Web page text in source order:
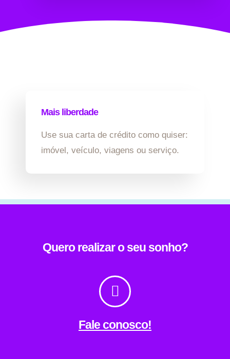
Mais liberdade
Use sua carta de crédito como quiser:
imóvel, veículo, viagens ou serviço.
Quero realizar o seu sonho?
Fale conosco!